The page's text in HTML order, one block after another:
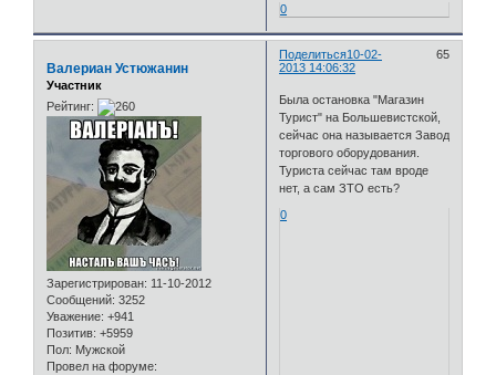
0
Поделиться 65
10-02-
2013 14:06:32
Валериан Устюжанин
Участник
Рейтинг:
Зарегистрирован: 11-10-2012
Сообщений: 3252
Уважение: +941
Позитив: +5959
Пол: Мужской
Провел на форуме:
Была остановка "Магазин
Турист" на Большевистской,
сейчас она называется Завод
торгового оборудования.
Туриста сейчас там вроде
нет, а сам ЗТО есть?
0